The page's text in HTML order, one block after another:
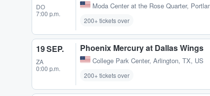
DO
7:00 p.m.
Moda Center at the Rose Quarter,
200+ tickets over
19 SEP.
ZA
0:00 p.m.
Phoenix Mercury at Dallas Wings
College Park Center, Arlington, TX, US
200+ tickets over